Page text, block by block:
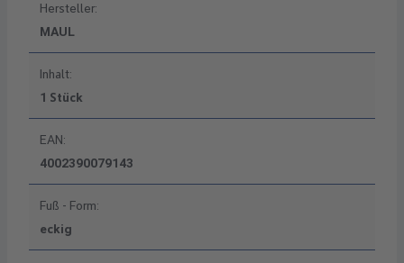
Hersteller:
MAUL
Inhalt:
1 Stück
EAN:
4002390079143
Fuß - Form:
eckig